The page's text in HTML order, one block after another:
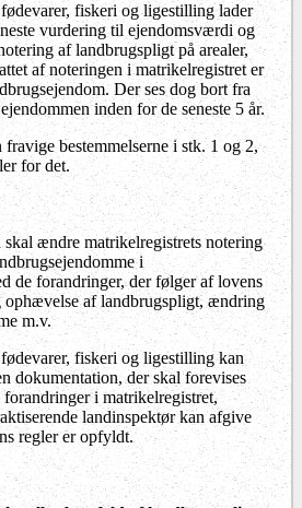
fiskeri og ligestilling lader
vurdering til ejendomsværdi og
af landbrugspligt på arealer,
af noteringen i matrikelregistret er
Der ses dog bort fra
inden for de seneste 5 år.
bestemmelserne i stk. 1 og 2,
for det.
skal ændre matrikelregistrets notering
i
de forandringer, der følger af lovens
ophævelse af landbrugspligt, ændring
m.v.
fiskeri og ligestilling kan
dokumentation, der skal forevises
i matrikelregistret,
landinspektør kan afgive
regler er opfyldt.